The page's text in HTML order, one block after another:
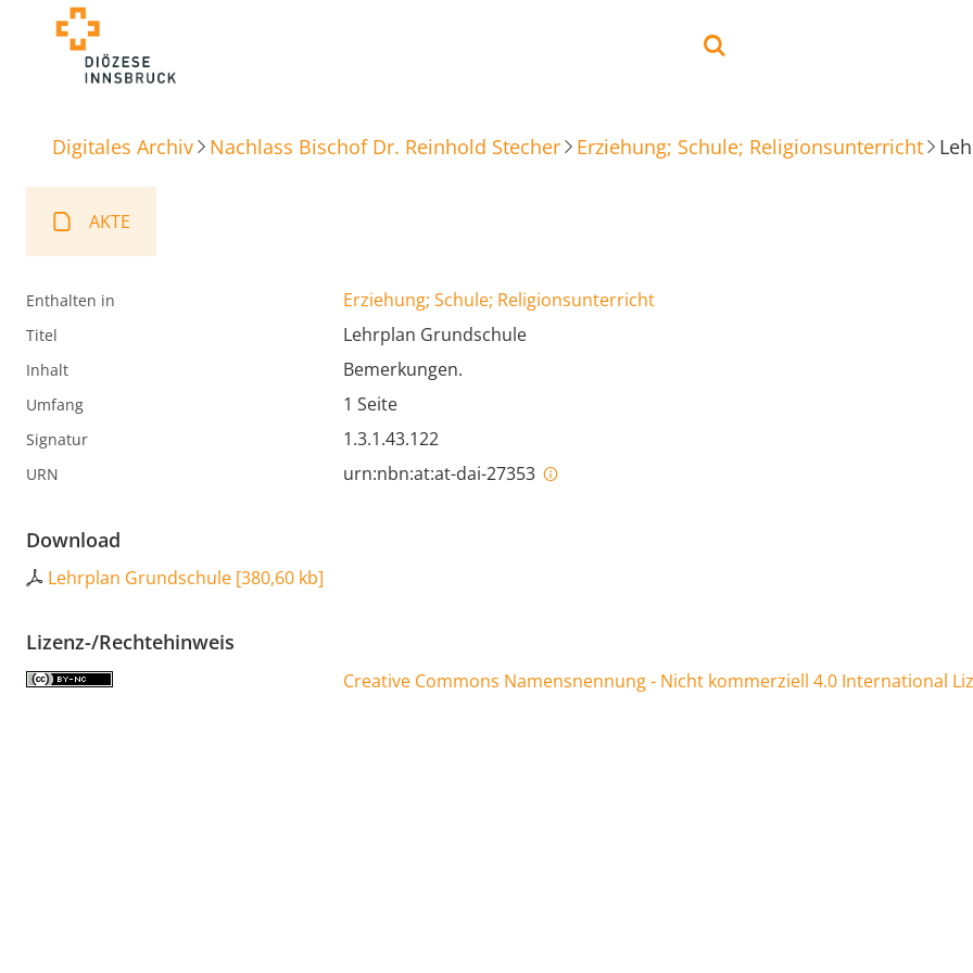
Digitales Archiv Nachlass Bischof Dr. Reinhold Stecher Erziehung; Schule; Religionsunterricht
AKTE
Enthalten in Erziehung; Schule; Religionsunterricht
Titel Lehrplan Grundschule
Inhalt Bemerkungen.
Umfang 1 Seite
Signatur 1.3.1.43.122
URN urn:nbn:at:at-dai-27353
Download
Lehrplan Grundschule [380,60 kb]
Lizenz-/Rechtehinweis
Creative Commons Namensnennung - Nicht kommerziell 4.0 International